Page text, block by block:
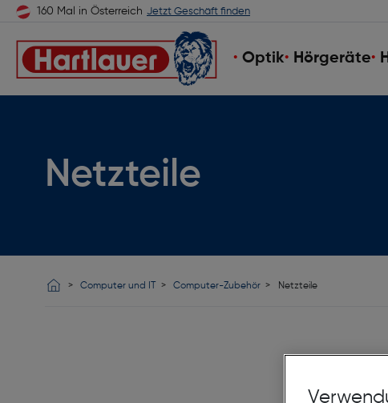
160 Mal in Österreich Jetzt Geschäft finden
Optik Hörgeräte
Netzteile
Computer und IT Computer-Zubehör Netzteile
Leider